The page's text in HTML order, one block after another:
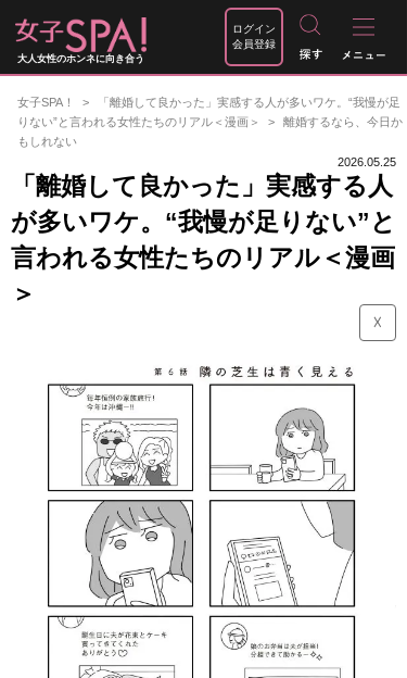
大人女性のホンネに向き合う
ログイン
会員登録
女子SPA！
「離婚して良かった」実感する人が多いワケ。“我慢が足
りない”と言われる女性たちのリアル＜漫画＞
離婚するなら、今日か
もしれない
2026.05.25
「離婚して良かった」実感する人
が多いワケ。“我慢が足りない”と
言われる女性たちのリアル＜漫画
＞
☓